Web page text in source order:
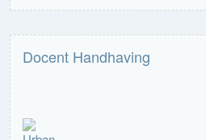
Docent Handhaving